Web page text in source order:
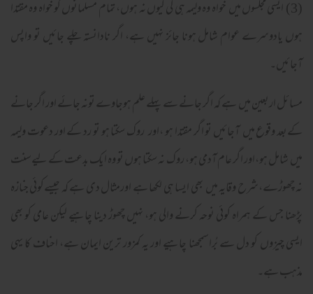
(3) ایسی مجلسوں میں خواہ وہ ولیمہ ہی کی کیوں نہ ہوں، تمام مسلمانوں کو خواہ وہ مقتدا
ہوں یادوسرے عوام شامل ہونا جائز نہیں ہے، اگر نادانستہ چلے جائیں تو واپس
آجائیں۔
مسائل اربعین میں ہے کہ اگر جانے سے پہلے علم ہوجاوے تونہ جائے اور اگر جانے
کےبعد وقوع میں آجائیں تو اگر مقتدا ہو ،اور روک سکتا ہو تو رد کے اور دعوت ولیمہ
میں شامل ہو،اور اگر عام آدمی ہو، روک نہ سکتا ہوں تو وہ ایک بدعت کے لیےسنت
نہ چھوڑے،شرح وقایہ میں بھی ایسا ہی لکھا ہے اورمثال دی ہے کہ جیسےکوئی جنازہ
پڑھنا جس کے ہمراہ کوئی نوحہ کرنے والی ہو، نہیں چھوڑ دینا چاہیے لیکن عامی کو بھی
ایسی چیزوں کو دل سے بُراسمجھنا چاہیے اور یہ کمزور ترین ایمان ہے، احناف کا یہی
مذہب ہے۔